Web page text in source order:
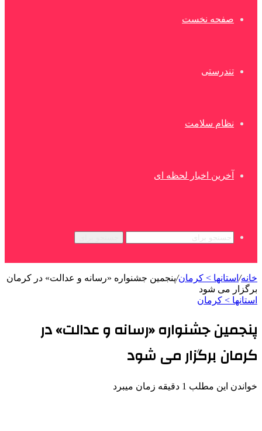
صفحه نخست
تندرستی
نظام سلامت
آخرین اخبار لحظه ای
خانه/ استانها > کرمان/پنجمین جشنواره «رسانه و عدالت» در کرمان
برگزار می شود
استانها > کرمان
پنجمین جشنواره «رسانه و عدالت» در
کرمان برگزار می شود
خواندن این مطلب 1 دقیقه زمان میبرد